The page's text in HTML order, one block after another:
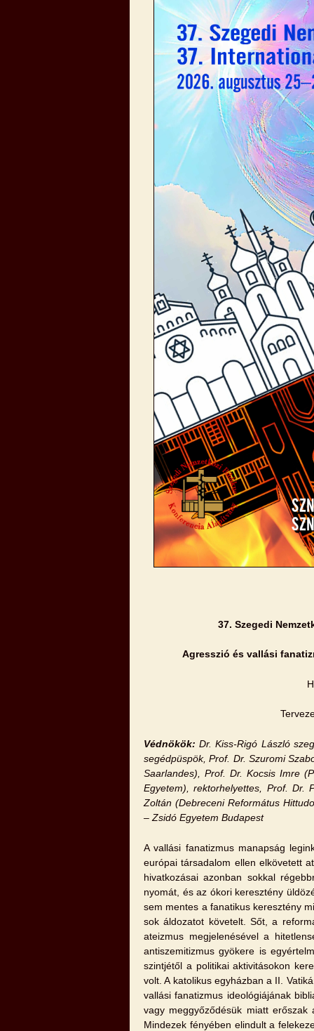
37. Szegedi
Agresszió és vallási
Védnökök:Dr. Kiss-Rigó László
segédpüspök, Prof. Dr. Szuromi
Saarlandes), Prof. Dr. Kocsis Imre
Egyetem), rektorhelyettes, Prof. Dr.
Zoltán (Debreceni Református
– Zsidó Egyetem Budapest
A vallási fanatizmus manapság
európai társadalom ellen elkövetett
hivatkozásai azonban sokkal
nyomát, és az ókori keresztény
sem mentes a fanatikus keresztény
sok áldozatot követelt. Sőt, a
ateizmus megjelenésével a
antiszemitizmus gyökere is
szintjétől a politikai aktivitásokon
volt. A katolikus egyházban a II.
vallási fanatizmus ideológiájának
vagy meggyőződésük miatt erőszak
Mindezek fényében elindult a